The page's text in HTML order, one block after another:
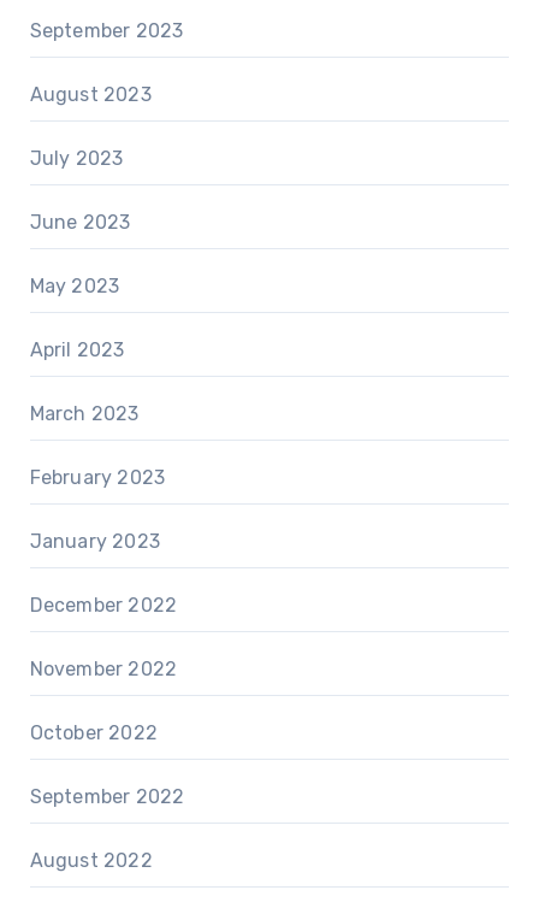
September 2023
August 2023
July 2023
June 2023
May 2023
April 2023
March 2023
February 2023
January 2023
December 2022
November 2022
October 2022
September 2022
August 2022